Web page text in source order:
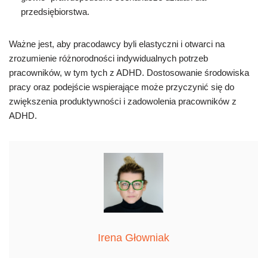
przedsiębiorstwa.
Ważne jest, aby pracodawcy byli elastyczni i otwarci na
zrozumienie różnorodności indywidualnych potrzeb
pracowników, w tym tych z ADHD. Dostosowanie środowiska
pracy oraz podejście wspierające może przyczynić się do
zwiększenia produktywności i zadowolenia pracowników z
ADHD.
Irena Głowniak